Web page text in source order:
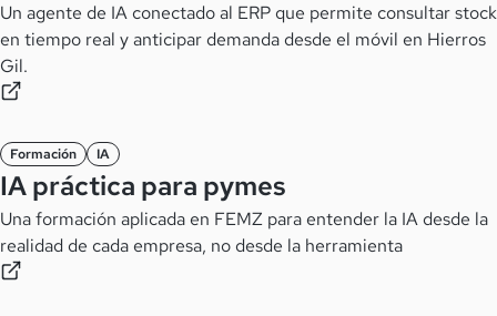
Un agente de IA conectado al ERP que permite consultar stock
en tiempo real y anticipar demanda desde el móvil en Hierros
Gil.
Formación IA
IA práctica para pymes
Una formación aplicada en FEMZ para entender la IA desde la
realidad de cada empresa, no desde la herramienta